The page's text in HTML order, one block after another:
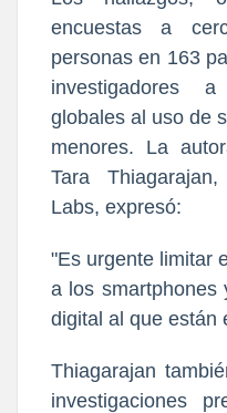
encuestas a
personas en 163
investigadores
globales al uso de
menores. La
Tara
Labs, expresó:
"Es urgente limitar
a los smartphones
digital al que están
Thiagarajan
investigaciones